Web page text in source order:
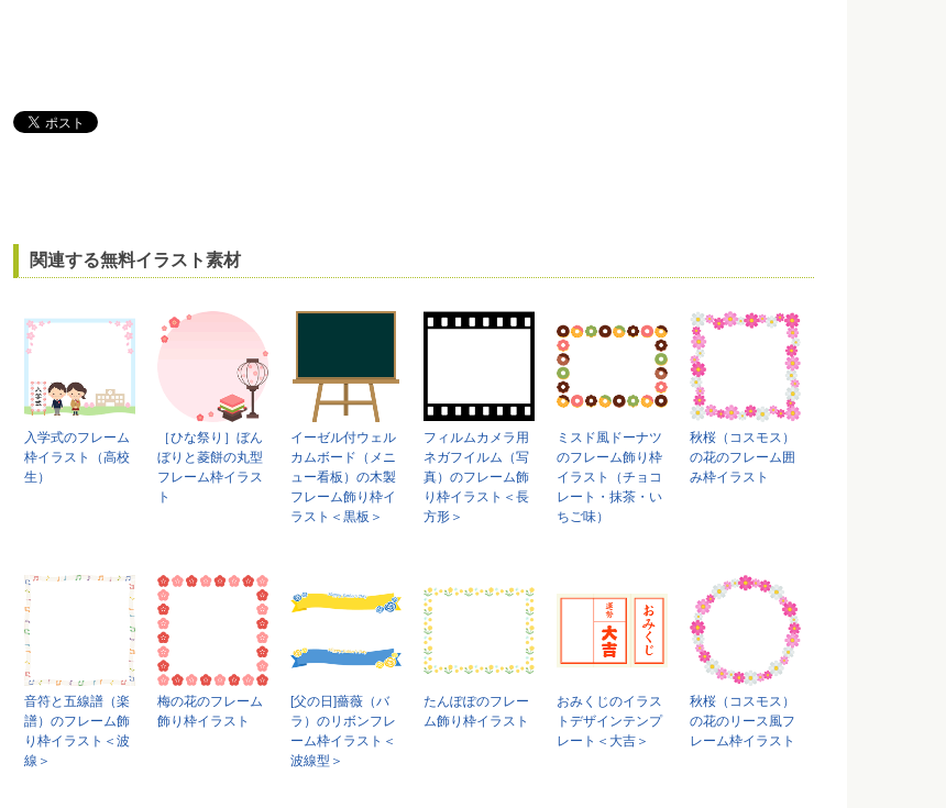
関連する無料イラスト素材
入学式のフレーム
枠イラスト（高校
生）
［ひな祭り］ぼん
ぼりと菱餅の丸型
フレーム枠イラス
ト
イーゼル付ウェル
カムボード（メニ
ュー看板）の木製
フレーム飾り枠イ
ラスト＜黒板＞
フィルムカメラ用
ネガフイルム（写
真）のフレーム飾
り枠イラスト＜長
方形＞
ミスド風ドーナツ
のフレーム飾り枠
イラスト（チョコ
レート・抹茶・い
ちご味）
秋桜（コスモス）
の花のフレーム囲
み枠イラスト
音符と五線譜（楽
譜）のフレーム飾
り枠イラスト＜波
線＞
梅の花のフレーム
飾り枠イラスト
[父の日]薔薇（バ
ラ）のリボンフレ
ーム枠イラスト＜
波線型＞
たんぽぽのフレー
ム飾り枠イラスト
おみくじのイラス
トデザインテンプ
レート＜大吉＞
秋桜（コスモス）
の花のリース風フ
レーム枠イラスト